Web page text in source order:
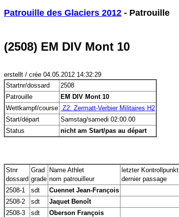
Patrouille des Glaciers 2012 - Patrouille
(2508) EM DIV Mont 10
erstellt / crée 04.05.2012 14:32:29
Startnr/dossard
2508
Patrouille
EM DIV Mont 10
Wettkampf/course Z2: Zermatt-Verbier Militaires H2
Start/départ
Samstag/samedi 02:00.00
Status
nicht am Start/pas au départ
Stnr
dossard
Grad
grade
Name Athlet
nom patrouilleur
letzter Kontrollpunkt
dernier passage
2508-1
sdt
Cuennet Jean-François
2508-2
sdt
Jaquet Benoît
2508-3
sdt Oberson François